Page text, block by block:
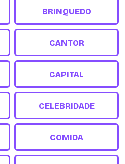
BRINQUEDO
CANTOR
CAPITAL
CELEBRIDADE
COMIDA